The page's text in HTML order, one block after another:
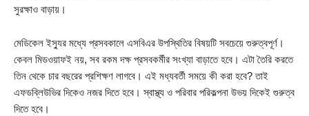
সুরক্ষাও বাড়ায়।
মেডিকেল ইস্যুর মধ্যে প্রসবকালে এসবিএর উপস্থিতির বিষয়টি সবচেয়ে গুরুত্বপূর্ণ।
কেবল মিডওয়াফই নয়, সব রকম দক্ষ প্রসবকর্মীর সংখ্যা বাড়াতে হবে। এটা তৈরি করতে
তিন থেকে চার বছরের প্রশিক্ষণ লাগবে। এই মধ্যবর্তী সময়ে কী করা হবে? তাই
এফডব্লিউভির দিকেও নজর দিতে হবে। স্বাস্থ্য ও পরিবার পরিকল্পনা উভয় দিকেই গুরুত্ব
দিতে হবে।